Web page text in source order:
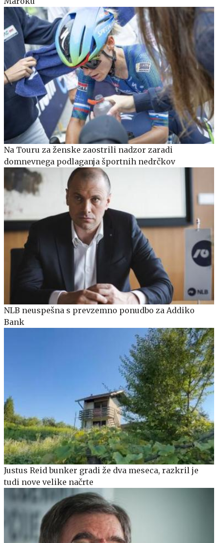
Na Touru za ženske zaostrili nadzor zaradi
domnevnega podlaganja športnih nedrčkov
NLB neuspešna s prevzemno ponudbo za Addiko
Bank
Justus Reid bunker gradi že dva meseca, razkril je
tudi nove velike načrte